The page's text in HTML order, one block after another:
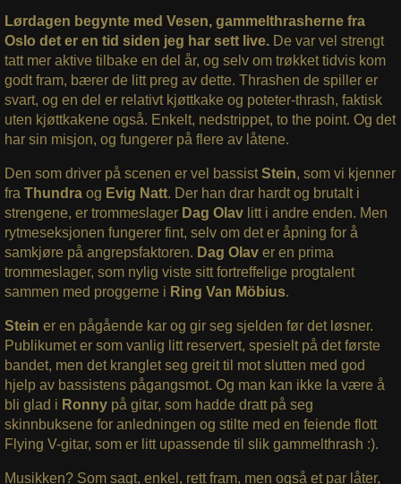
Lørdagen begynte med Vesen, gammelthrasherne fra
Oslo det er en tid siden jeg har sett live. De var vel strengt
tatt mer aktive tilbake en del år, og selv om trøkket tidvis kom
godt fram, bærer de litt preg av dette. Thrashen de spiller er
svart, og en del er relativt kjøttkake og poteter-thrash, faktisk
uten kjøttkakene også. Enkelt, nedstrippet, to the point. Og det
har sin misjon, og fungerer på flere av låtene.
Den som driver på scenen er vel bassistStein, som vi kjenner
fra Thundra og Evig Natt. Der han drar hardt og brutalt i
strengene, er trommeslager Dag Olavlitt i andre enden. Men
rytmeseksjonen fungerer fint, selv om det er åpning for å
samkjøre på angrepsfaktoren. Dag Olav er en prima
trommeslager, som nylig viste sitt fortreffelige progtalent
sammen med proggerne i Ring Van Möbius.
Stein er en pågående kar og gir seg sjelden før det løsner.
Publikumet er som vanlig litt reservert, spesielt på det første
bandet, men det kranglet seg greit til mot slutten med god
hjelp av bassistens pågangsmot. Og man kan ikke la være å
bli glad i Ronnypå gitar, som hadde dratt på seg
skinnbuksene for anledningen og stilte med en feiende flott
Flying V-gitar, som er litt upassende til slik gammelthrash :).
Musikken? Som sagt, enkel, rett fram, men også et par låter,